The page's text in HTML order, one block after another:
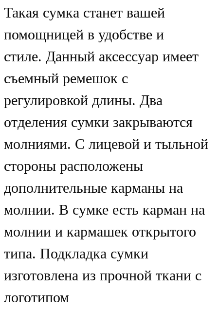
Такая сумка станет вашей
помощницей в удобстве и
стиле. Данный аксессуар имеет
съемный ремешок с
регулировкой длины. Два
отделения сумки закрываются
молниями. С лицевой и тыльной
стороны расположены
дополнительные карманы на
молнии. В сумке есть карман на
молнии и кармашек открытого
типа. Подкладка сумки
изготовлена из прочной ткани с
логотипом